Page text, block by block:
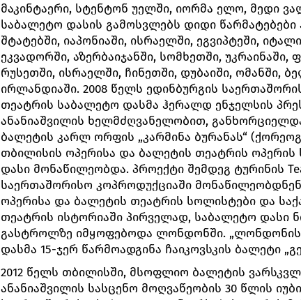
მაკინტაერი, სტენტონ უელში, იორმა ელო, მედი
საბალეტო დასის გამოსვლებს დიდი
შტატებში, იაპონიაში, ისრაელში, ეგვიპტეში,
ეკვადორში, აზერბაიჯანში, სომხეთში,
რუსეთში, ისრაელში, ჩინეთში, დუბაიში, ომანში,
ირლანდიაში. 2008 წელს ედინბურგის
თეატრის საბალეტო დასმა ჰერალდ ენჯელსის
ანანიაშვილის ხელმძღვანელობით,
ბალეტის კარლ ორფის „კარმინა ბურანას“
თბილისის ოპერისა და ბალეტის თეატრის
დასი მონაწილეობდა. პროექტი შემდეგ ტურინის
საერთაშორისო კოპროდუქციაში
ოპერისა და ბალეტის თეატრის სოლისტები და
თეატრის ისტორიაში პირველად, საბალეტო დასი
გასტროლზე იმყოფებოდა ლონდონში. „ლონდონის
დასმა 15-ჯერ წარმოადგინა ჩაიკოვსკის ბალეტი
2012 წელს თბილისში, მსოფლიო ბალეტის
ანანიაშვილის სასცენო მოღვაწეობის 30 წლის